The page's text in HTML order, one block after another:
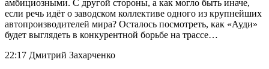
амбициозными. С другой стороны, а как могло быть иначе,
если речь идёт о заводском коллективе одного из крупнейших
автопроизводителей мира? Осталось посмотреть, как «Ауди»
будет выглядеть в конкурентной борьбе на трассе…
22:17 Дмитрий Захарченко